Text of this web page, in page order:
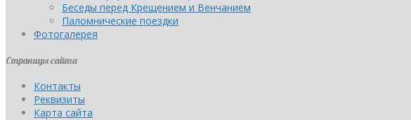
Беседы перед Крещением и Венчанием
Паломнические поездки
Фотогалерея
Страницы сайта
Контакты
Реквизиты
Карта сайта